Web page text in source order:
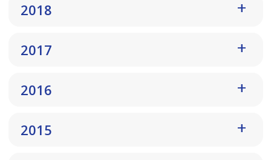
2018
2017
2016
2015